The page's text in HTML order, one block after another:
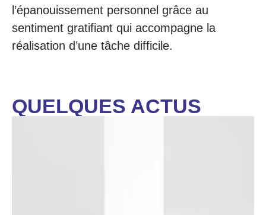
l’épanouissement personnel grâce au
sentiment gratifiant qui accompagne la
réalisation d’une tâche difficile.
QUELQUES ACTUS